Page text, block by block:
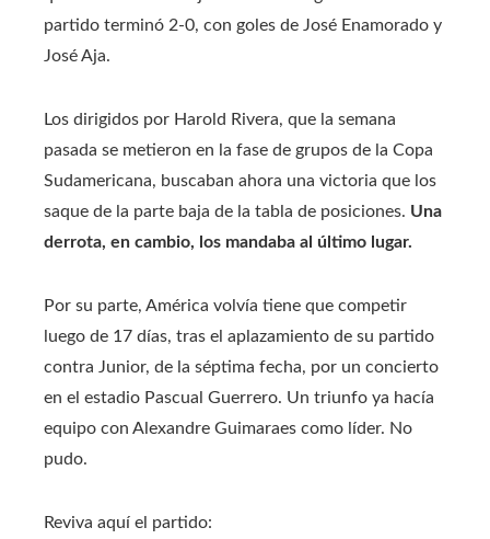
partido terminó 2-0, con goles de José Enamorado y
José Aja.
Los dirigidos por Harold Rivera, que la semana
pasada se metieron en la fase de grupos de la Copa
Sudamericana, buscaban ahora una victoria que los
saque de la parte baja de la tabla de posiciones. Una
derrota, en cambio, los mandaba al último lugar.
Por su parte, América volvía tiene que competir
luego de 17 días, tras el aplazamiento de su partido
contra Junior, de la séptima fecha, por un concierto
en el estadio Pascual Guerrero. Un triunfo ya hacía
equipo con Alexandre Guimaraes como líder. No
pudo.
Reviva aquí el partido: